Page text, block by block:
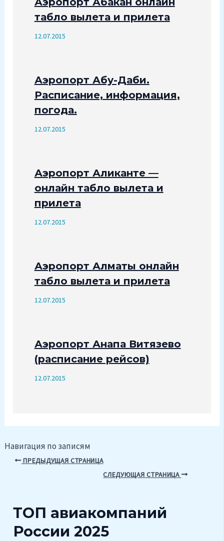
табло вылета и прилета
12.07.2015
Аэропорт Абу-Даби.
Расписание, информация,
погода.
12.07.2015
Аэропорт Аликанте —
онлайн табло вылета и
прилета
12.07.2015
Аэропорт Алматы онлайн
табло вылета и прилета
12.07.2015
Аэропорт Анапа Витязево
(расписание рейсов)
12.07.2015
Навигация по записям
ПРЕДЫДУЩАЯ СТРАНИЦА
СЛЕДУЮЩАЯ СТРАНИЦА
ТОП авиакомпаний
России 2025